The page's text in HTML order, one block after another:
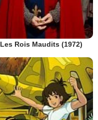
Les Rois Maudits (1972)